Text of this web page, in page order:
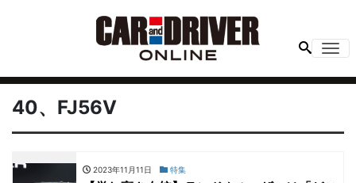
40、FJ56V
2023年11月11日 特集